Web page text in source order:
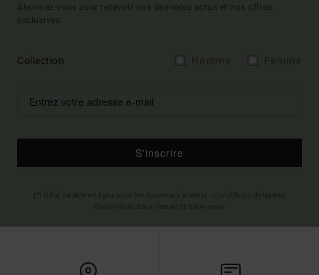
Abonnez-vous pour recevoir nos dernières actus et nos offres
exclusives.
Collection
S'inscrire